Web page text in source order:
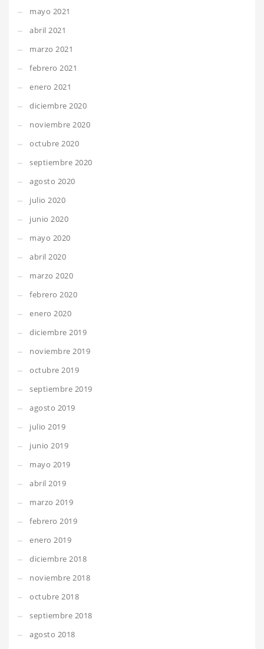
mayo 2021
abril 2021
marzo 2021
febrero 2021
enero 2021
diciembre 2020
noviembre 2020
octubre 2020
septiembre 2020
agosto 2020
julio 2020
junio 2020
mayo 2020
abril 2020
marzo 2020
febrero 2020
enero 2020
diciembre 2019
noviembre 2019
octubre 2019
septiembre 2019
agosto 2019
julio 2019
junio 2019
mayo 2019
abril 2019
marzo 2019
febrero 2019
enero 2019
diciembre 2018
noviembre 2018
octubre 2018
septiembre 2018
agosto 2018